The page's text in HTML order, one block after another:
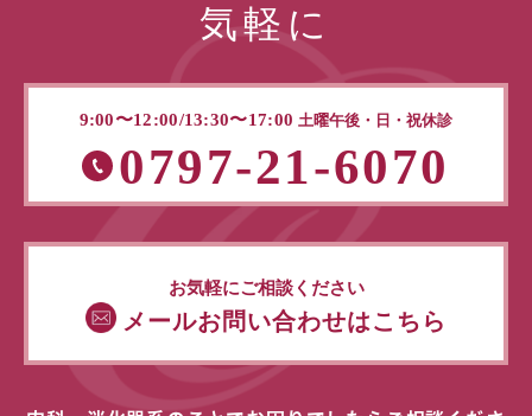
気軽に
9:00〜12:00/13:30〜17:00 土曜午後・日・祝休診
0797-21-6070
お気軽にご相談ください
メールお問い合わせはこちら